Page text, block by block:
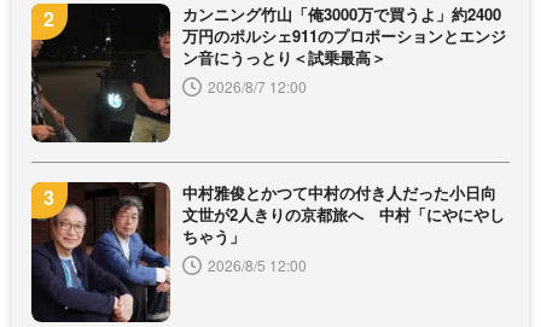
カンニング竹山「俺3000万で買うよ」約2400
万円のポルシェ911のプロポーションとエンジ
ン音にうっとり＜試乗最高＞
2026/8/7 12:00
中村雅俊とかつて中村の付き人だった小日向
文世が2人きりの京都旅へ 中村「にやにやし
ちゃう」
2026/8/5 12:00